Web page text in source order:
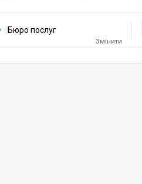
Бюро послуг
Змінити